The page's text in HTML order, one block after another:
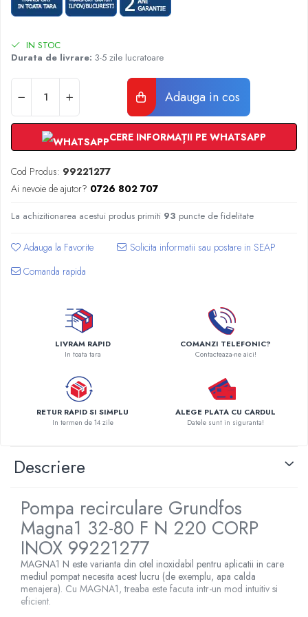
Radiatoare Otel Vogel&Noot
Radiatoare de Baie Purmo Banga
Automatizare Termostate
Termostate centrala ambient
Detectoare de gaz si electrovalve
Detectoare de inundatie
Automatizari centrala termica
Stabilizatoare de tensiune
Panouri solare apa calda
Kituri panouri solare apa calda
Panouri solare nepresurizate
Automatizari panouri solare
Teava flexibila inox si fitinguri panouri
Grupuri de pompare panouri solare
Pompe de caldura
Centrale peleti lemn
IN STOC
Durata de livrare: 3-5 zile lucratoare
Adauga in cos
CERE INFORMAȚII PE WHATSAPP
Cod Produs: 99221277
Ai nevoie de ajutor? 0726 802 707
La achizitionarea acestui produs primiti 93 puncte de fidelitate
Adauga la Favorite
Comanda rapida
LIVRAM RAPID
In toata tara
COMANZI TELEFONIC?
Contacteaza-ne aici!
RETUR RAPID SI SIMPLU
In termen de 14 zile
ALEGE PLATA CU CARDUL
Datele sunt in siguranta!
Descriere
Pompa recirculare Grundfos
Magna1 32-80 F N 220 CORP
INOX 99221277
MAGNA1 N este varianta din otel inoxidabil pentru aplicatii in care
mediul pompat necesita acest lucru (de exemplu, apa calda
menajera). Cu MAGNA1, treaba este facuta intr-un mod intuitiv si
eficient.